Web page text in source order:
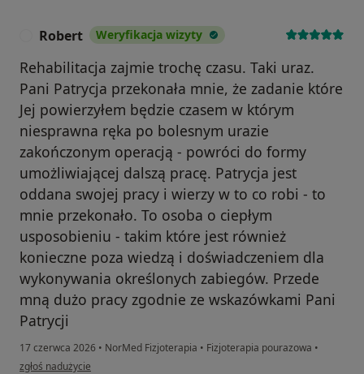
Robert Weryfikacja wizyty
Rehabilitacja zajmie trochę czasu. Taki uraz.
Pani Patrycja przekonała mnie, że zadanie które
Jej powierzyłem będzie czasem w którym
niesprawna ręka po bolesnym urazie
zakończonym operacją - powróci do formy
umożliwiającej dalszą pracę. Patrycja jest
oddana swojej pracy i wierzy w to co robi - to
mnie przekonało. To osoba o ciepłym
usposobieniu - takim które jest również
konieczne poza wiedzą i doświadczeniem dla
wykonywania określonych zabiegów. Przede
mną dużo pracy zgodnie ze wskazówkami Pani
Patrycji
17 czerwca 2026 • NorMed Fizjoterapia • Fizjoterapia pourazowa •
w opinii użytkownika Robert
zgłoś nadużycie